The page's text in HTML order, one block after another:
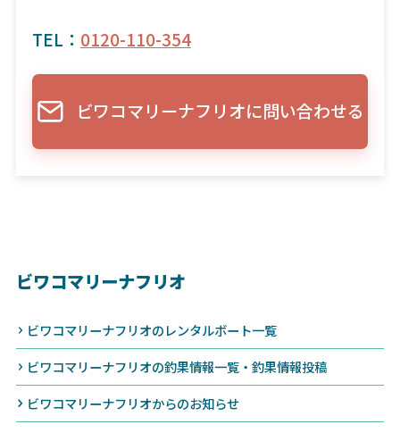
TEL： 0120-110-354
ビワコマリーナフリオに問い合わせる
ビワコマリーナフリオ
ビワコマリーナフリオのレンタルボート一覧
ビワコマリーナフリオの釣果情報一覧・釣果情報投稿
ビワコマリーナフリオからのお知らせ